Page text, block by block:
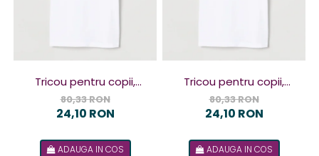
Tricou pentru copii,
design Terorist
80,33 RON
24,10 RON
ADAUGA IN COS
Tricou pentru copii,
design Terorista
80,33 RON
24,10 RON
ADAUGA IN COS